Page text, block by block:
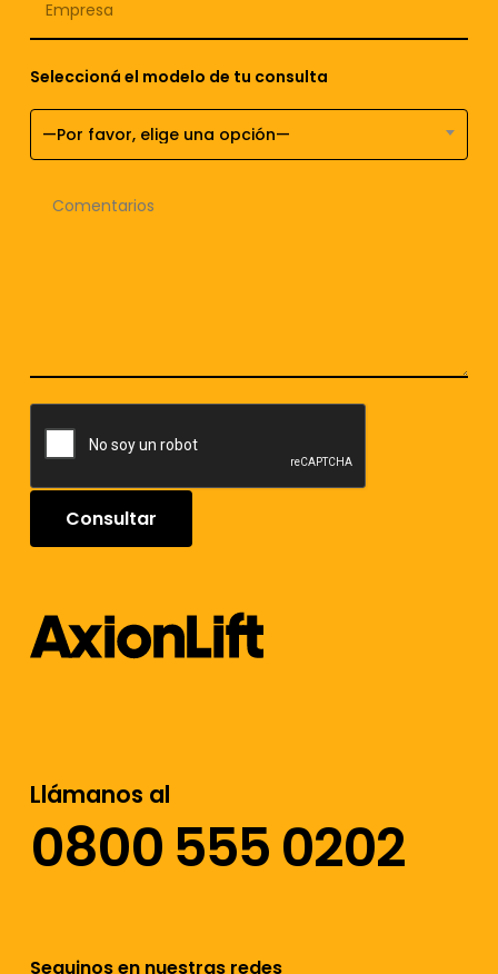
Llámanos al
0800 555 0202
Seguinos en nuestras redes
Seleccioná el modelo de tu consulta
—Por favor, elige una opción—